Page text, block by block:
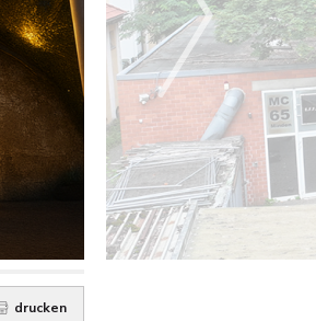
drucken